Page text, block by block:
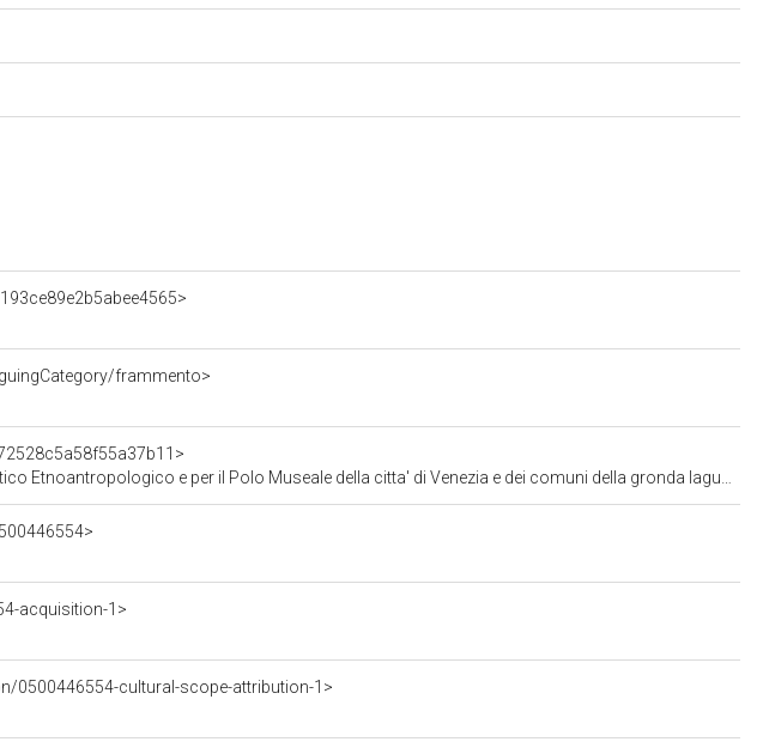
frammento>
Etnoantropologico e per il Polo Museale della citta' di Venezia e dei comuni della gronda lagunare
acquisition-1>
0500446554-cultural-scope-attribution-1>